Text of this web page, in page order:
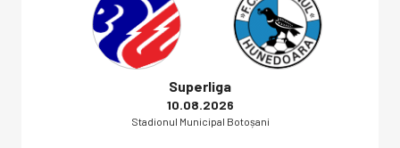
Superliga
10.08.2026
Stadionul Municipal Botoșani